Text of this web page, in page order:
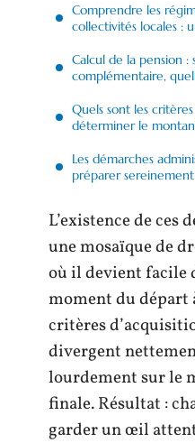
Comprendre les
collectivités locales :
Calcul de la pension :
complémentaire,
Quels sont les
déterminer le
Les démarches
préparer
L’existence de ces
une mosaïque de
où il devient facile
moment du départ
critères
divergent
lourdement sur le
finale. Résultat :
garder un œil